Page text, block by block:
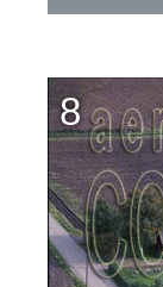
8